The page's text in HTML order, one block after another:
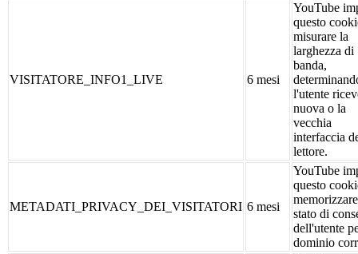
VISITATORE_INFO1_LIVE 6 mesi
YouTube
questo
misurare la
larghezza di
banda,
l'utente
nuova o la
vecchia
interfaccia
lettore.
METADATI_PRIVACY_DEI_VISITATORI 6 mesi
YouTube
questo
stato di
dell'utente
dominio